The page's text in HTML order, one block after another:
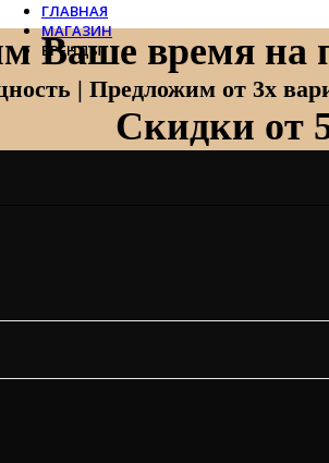
Ваше время на
| Предложим от 3х
Скидки от
ГЛАВНАЯ
МАГАЗИН
БРЕНДЫ
Zehnder
Zehnder Charleston
Loten
Mitsubishi Electric